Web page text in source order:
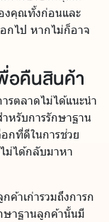
งคุณทั้งก่อนและ
ไป หากไม่ก็อาจ
อคืนสินค้า
รตลาดไม่ได้แนะนำ
หรับการรักษาฐาน
กที่ดีในการช่วย
ม่ได้กลับมาหา
ค้าเก่ารวมถึงการก
ษาฐานลูกค้านั้นมี